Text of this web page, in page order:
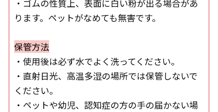
・ゴムの性質上、表面に白い粉が出る場合があ
ります。ペットがなめても無害です。
保管方法
・使用後は必ず水でよく洗ってください。
・直射日光、高温多湿の場所では保管しないで
ください。
・ペットや幼児、認知症の方の手の届かない場